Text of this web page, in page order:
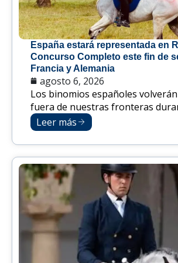
España estará representada en
Concurso Completo este fin de
Francia y Alemania
agosto 6, 2026
Los binomios españoles
fuera de nuestras fronteras
Leer más